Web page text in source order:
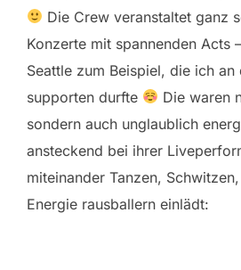
Die Crew veranstaltet ganz
Konzerte mit spannenden Acts –
Seattle zum Beispiel, die ich an
supporten durfte
Die waren
sondern auch unglaublich
ansteckend bei ihrer
miteinander Tanzen,
Energie rausballern einlädt: